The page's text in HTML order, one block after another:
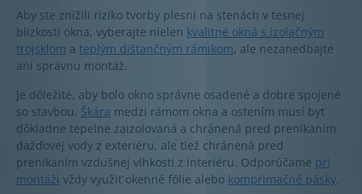
Aby ste znížili riziko tvorby plesní na stenách v tesnej
blízkosti okna, vyberajte nielen kvalitné okná s izolačným
trojsklom a teplým dištančným rámikom, ale nezanedbajte
ani správnu montáž.
Je dôležité, aby bolo okno správne osadené a dobre spojené
so stavbou. Škára medzi rámom okna a ostením musí byť
dôkladne tepelne zaizolovaná a chránená pred prenikaním
dažďovej vody z exteriéru, ale tiež chránená pred
prenikaním vzdušnej vlhkosti z interiéru. Odporúčame pri
montáži vždy využiť okenné fólie alebo komprimačné pásky.